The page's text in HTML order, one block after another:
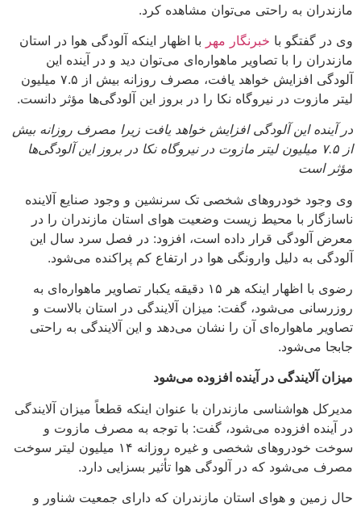
مازندران به راحتی می‌توان مشاهده کرد.
وی در گفتگو با خبرنگار مهر با اظهار اینکه آلودگی هوا در استان
مازندران را با تصاویر ماهواره‌ای می‌توان دید و در آینده این
آلودگی افزایش خواهد یافت، مصرف روزانه بیش از ۷.۵ میلیون
لیتر مازوت در نیروگاه نکا را در بروز این آلودگی‌ها مؤثر دانست.
در آینده این آلودگی افزایش خواهد یافت زیرا مصرف روزانه بیش
از ۷.۵ میلیون لیتر مازوت در نیروگاه نکا در بروز این آلودگی‌ها
مؤثر است
وی وجود خودروهای شخصی تک سرنشین و وجود صنایع آلاینده
ناسازگار با محیط زیست وضعیت هوای استان مازندران را در
معرض آلودگی قرار داده است، افزود: در فصل سرد سال این
آلودگی به دلیل وارونگی هوا در ارتفاع کم پراکنده می‌شود.
رضوی با اظهار اینکه هر ۱۵ دقیقه یکبار تصاویر ماهواره‌ای به
روزرسانی می‌شود، گفت: میزان آلایندگی در استان بالاست و
تصاویر ماهواره‌ای آن را نشان می‌دهد و این آلایندگی به راحتی
جابجا می‌شود.
میزان آلایندگی در آینده افزوده می‌شود
مدیرکل هواشناسی مازندران با عنوان اینکه قطعاً میزان آلایندگی
در آینده افزوده می‌شود، گفت: با توجه به مصرف مازوت و
سوخت خودروهای شخصی و غیره روزانه ۱۴ میلیون لیتر سوخت
مصرف می‌شود که در آلودگی هوا تأثیر بسزایی دارد.
حال زمین و هوای استان مازندران که دارای جمعیت شناور و